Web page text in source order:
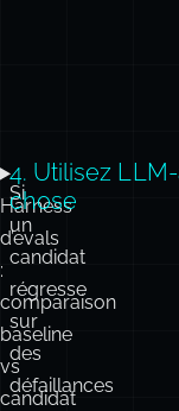
Harness
d’evals
:
comparaison
baseline
vs
candidat
Si
un
candidat
régresse
sur
des
défaillances
connues,
chose